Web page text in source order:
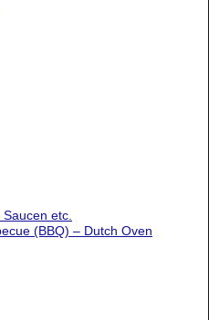
etc.
(BBQ) – Dutch Oven